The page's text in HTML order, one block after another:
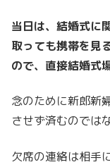
当日は、結婚式に
取っても携帯を見
ので、直接結婚式
念のために新郎新
させず済むのでは
欠席の連絡は相手